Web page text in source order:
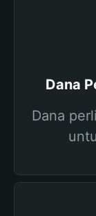
Dana
Dana